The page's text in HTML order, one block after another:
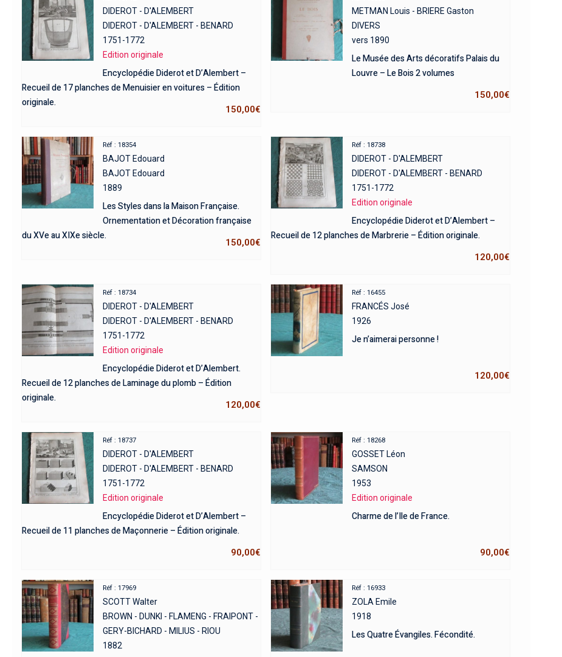
DIDEROT - D'ALEMBERT
DIDEROT - D'ALEMBERT - BENARD
1751-1772
Edition originale
Encyclopédie Diderot et D’Alembert –
Recueil de 17 planches de Menuisier en voitures – Édition
originale.
150,00€
METMAN Louis - BRIERE Gaston
DIVERS
vers 1890
Le Musée des Arts décoratifs Palais du
Louvre – Le Bois 2 volumes
150,00€
Réf : 18354
BAJOT Edouard
BAJOT Edouard
1889
Les Styles dans la Maison Française.
Ornementation et Décoration française
du XVe au XIXe siècle.
150,00€
Réf : 18738
DIDEROT - D'ALEMBERT
DIDEROT - D'ALEMBERT - BENARD
1751-1772
Edition originale
Encyclopédie Diderot et D’Alembert –
Recueil de 12 planches de Marbrerie – Édition originale.
120,00€
Réf : 18734
DIDEROT - D'ALEMBERT
DIDEROT - D'ALEMBERT - BENARD
1751-1772
Edition originale
Encyclopédie Diderot et D’Alembert.
Recueil de 12 planches de Laminage du plomb – Édition
originale.
120,00€
Réf : 16455
FRANCÉS José
1926
Je n’aimerai personne !
120,00€
Réf : 18737
DIDEROT - D'ALEMBERT
DIDEROT - D'ALEMBERT - BENARD
1751-1772
Edition originale
Encyclopédie Diderot et D’Alembert –
Recueil de 11 planches de Maçonnerie – Édition originale.
90,00€
Réf : 18268
GOSSET Léon
SAMSON
1953
Edition originale
Charme de l’Ile de France.
90,00€
Réf : 17969
SCOTT Walter
BROWN - DUNKI - FLAMENG - FRAIPONT -
GERY-BICHARD - MILIUS - RIOU
1882
Réf : 16933
ZOLA Emile
1918
Les Quatre Évangiles. Fécondité.